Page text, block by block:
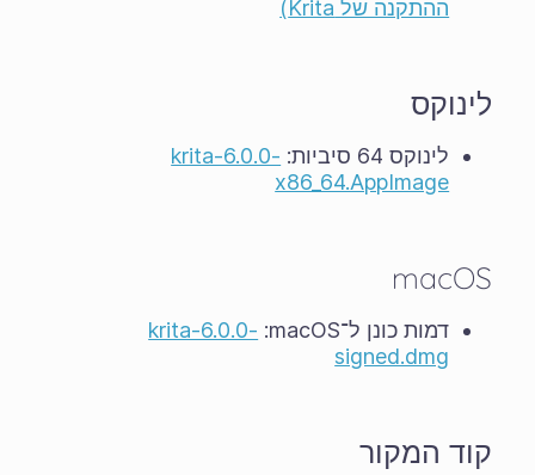
ההתקנה של Krita)
לינוקס
לינוקס 64 סיביות:
krita-6.0.0-
x86_64.AppImage
macOS
דמות כונן ל־macOS‏:
krita-6.0.0-
signed.dmg
קוד המקור